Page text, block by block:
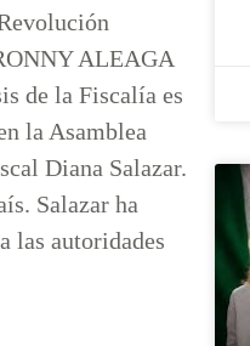
ALEAGA
de la Fiscalía es
la Asamblea
Diana Salazar.
Salazar ha
las autoridades